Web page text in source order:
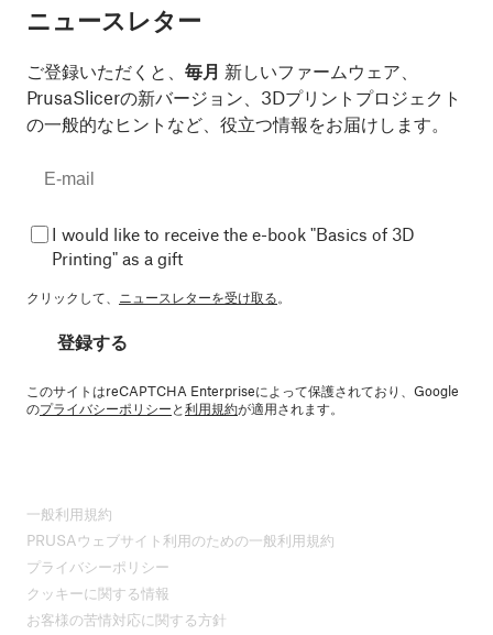
ニュースレター
ご登録いただくと、 毎月 新しいファームウェア、
PrusaSlicerの新バージョン、3Dプリントプロジェクト
の一般的なヒントなど、役立つ情報をお届けします。
I would like to receive the e-book "Basics of 3D
Printing" as a gift
クリックして、 ニュースレターを受け取る。
登録する
このサイトはreCAPTCHA Enterpriseによって保護されており、Google
のプライバシーポリシーと利用規約が適用されます。
一般利用規約
PRUSAウェブサイト利用のための一般利用規約
プライバシーポリシー
クッキーに関する情報
お客様の苦情対応に関する方針